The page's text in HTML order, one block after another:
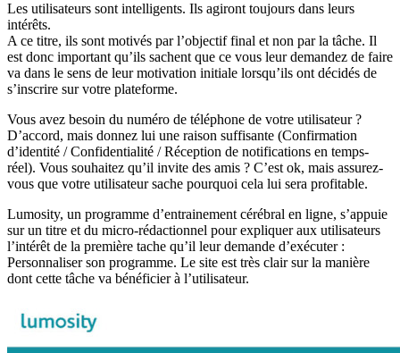
Les utilisateurs sont intelligents. Ils agiront toujours dans leurs
intérêts.
A ce titre, ils sont motivés par l’objectif final et non par la tâche. Il
est donc important qu’ils sachent que ce vous leur demandez de faire
va dans le sens de leur motivation initiale lorsqu’ils ont décidés de
s’inscrire sur votre plateforme.
Vous avez besoin du numéro de téléphone de votre utilisateur ?
D’accord, mais donnez lui une raison suffisante (Confirmation
d’identité / Confidentialité / Réception de notifications en temps-
réel). Vous souhaitez qu’il invite des amis ? C’est ok, mais assurez-
vous que votre utilisateur sache pourquoi cela lui sera profitable.
Lumosity, un programme d’entrainement cérébral en ligne, s’appuie
sur un titre et du micro-rédactionnel pour expliquer aux utilisateurs
l’intérêt de la première tache qu’il leur demande d’exécuter :
Personnaliser son programme. Le site est très clair sur la manière
dont cette tâche va bénéficier à l’utilisateur.